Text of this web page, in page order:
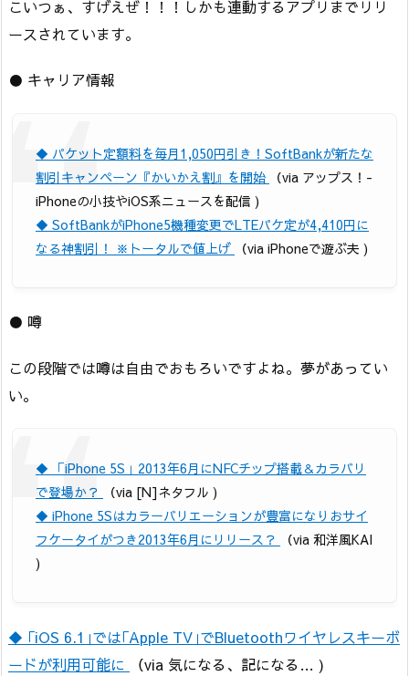
こいつぁ、すげえぜ！！！しかも連動するアプリまでリリ
ースされています。
● キャリア情報
◆ パケット定額料を毎月1,050円引き！SoftBankが新たな
割引キャンペーン『かいかえ割』を開始
（via アップス！-
iPhoneの小技やiOS系ニュースを配信 )
◆ SoftBankがiPhone5機種変更でLTEパケ定が4,410円に
なる神割引！ ※トータルで値上げ
（via iPhoneで遊ぶ夫 )
● 噂
この段階では噂は自由でおもろいですよね。夢があってい
い。
◆ 「iPhone 5S」2013年6月にNFCチップ搭載＆カラバリ
で登場か？
（via [N]ネタフル )
◆ iPhone 5Sはカラーバリエーションが豊富になりおサイ
フケータイがつき2013年6月にリリース？
（via 和洋風KAI
)
◆ ｢iOS 6.1｣では｢Apple TV｣でBluetoothワイヤレスキーボ
ードが利用可能に
（via 気になる、記になる… )